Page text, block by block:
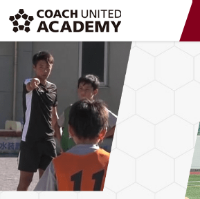
COACH UNTED
ACADEMY